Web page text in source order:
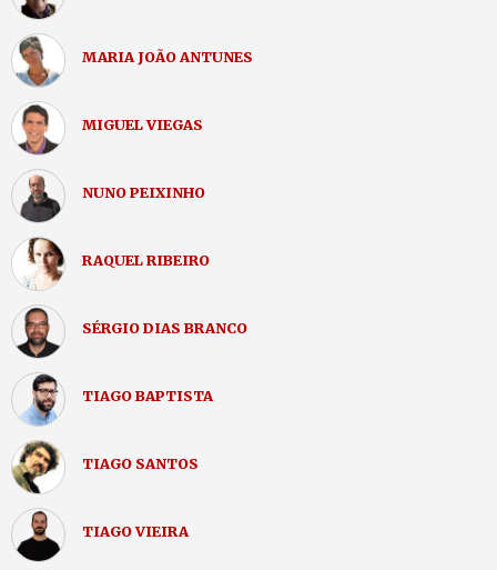
MARIA JOÃO ANTUNES
MIGUEL VIEGAS
NUNO PEIXINHO
RAQUEL RIBEIRO
SÉRGIO DIAS BRANCO
TIAGO BAPTISTA
TIAGO SANTOS
TIAGO VIEIRA